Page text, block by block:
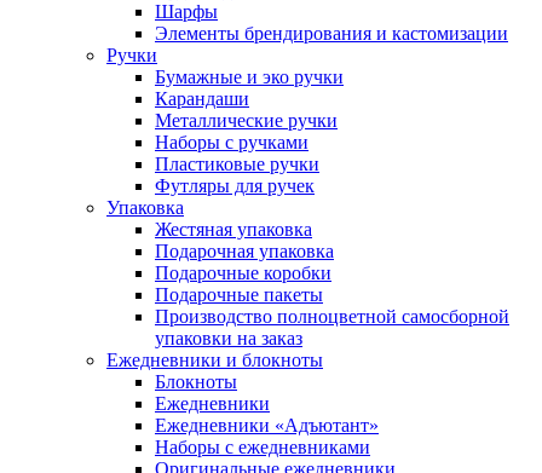
Шарфы
Элементы брендирования и кастомизации
Ручки
Бумажные и эко ручки
Карандаши
Металлические ручки
Наборы с ручками
Пластиковые ручки
Футляры для ручек
Упаковка
Жестяная упаковка
Подарочная упаковка
Подарочные коробки
Подарочные пакеты
Производство полноцветной самосборной
упаковки на заказ
Ежедневники и блокноты
Блокноты
Ежедневники
Ежедневники «Адъютант»
Наборы с ежедневниками
Оригинальные ежедневники